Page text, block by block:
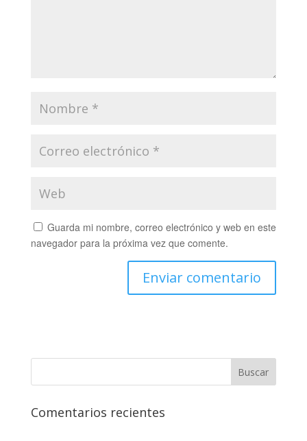
Guarda mi nombre, correo electrónico y web en este
navegador para la próxima vez que comente.
Comentarios recientes